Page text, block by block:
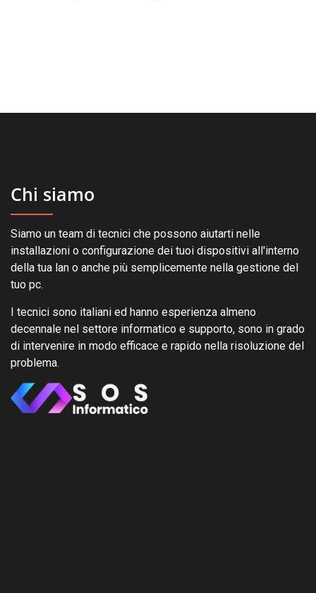
Chi siamo
Siamo un team di tecnici che possono aiutarti nelle
installazioni o configurazione dei tuoi dispositivi all'interno
della tua lan o anche più semplicemente nella gestione del
tuo pc.
I tecnici sono italiani ed hanno esperienza almeno
decennale nel settore informatico e supporto, sono in grado
di intervenire in modo efficace e rapido nella risoluzione del
problema.